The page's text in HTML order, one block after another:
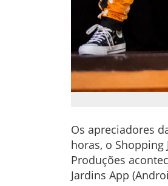
Os apreciadores
horas, o Shopping
Produções
Jardins App